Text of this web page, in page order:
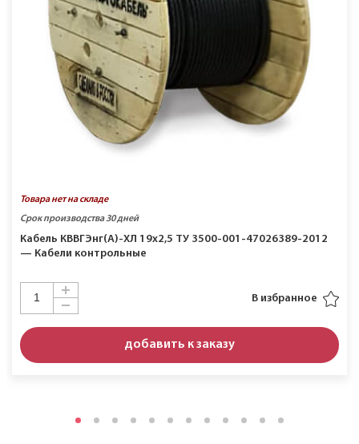
Товара нет на складе
Срок производства 30 дней
Кабель КВВГЭнг(A)-ХЛ 19х2,5 ТУ 3500-001-47026389-2012
— Кабели контрольные
В избранное
добавить к заказу